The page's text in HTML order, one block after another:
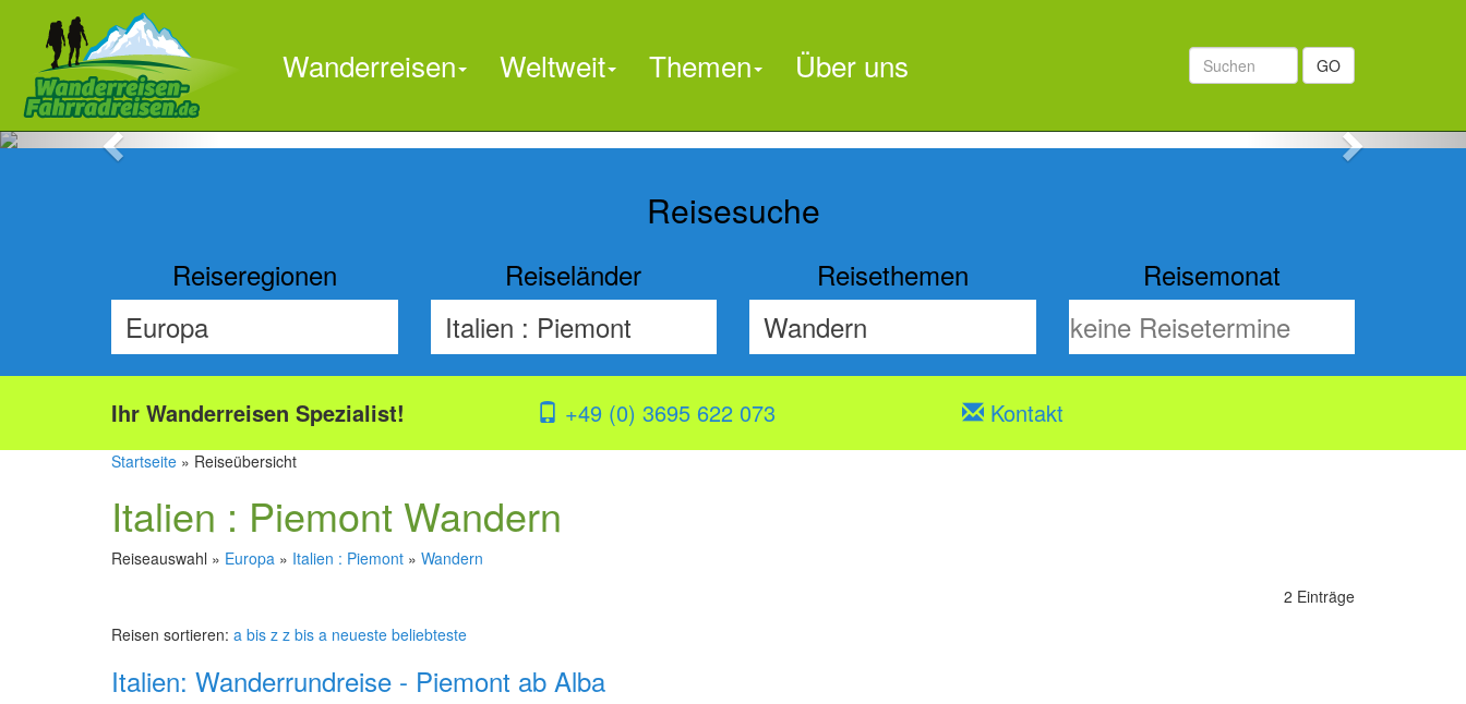

Previous Next
GO
Wanderreisen Weltweit Themen Über uns
Reisesuche
Reiseregionen Reiseländer Reisethemen Reisemonat
Ihr Wanderreisen Spezialist! +49 (0) 3695 622 073 Kontakt
Startseite » Reiseübersicht
Italien : Piemont Wandern
Reiseauswahl » Europa » Italien : Piemont » Wandern
2 Einträge
Reisen sortieren: a bis z z bis a neueste beliebteste
Italien: Wanderrundreise - Piemont ab Alba